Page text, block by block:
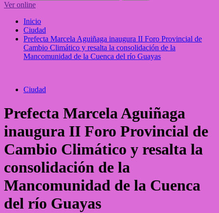
Ver online
Inicio
Ciudad
Prefecta Marcela Aguiñaga inaugura II Foro Provincial de
Cambio Climático y resalta la consolidación de la
Mancomunidad de la Cuenca del río Guayas
Ciudad
Prefecta Marcela Aguiñaga
inaugura II Foro Provincial de
Cambio Climático y resalta la
consolidación de la
Mancomunidad de la Cuenca
del río Guayas